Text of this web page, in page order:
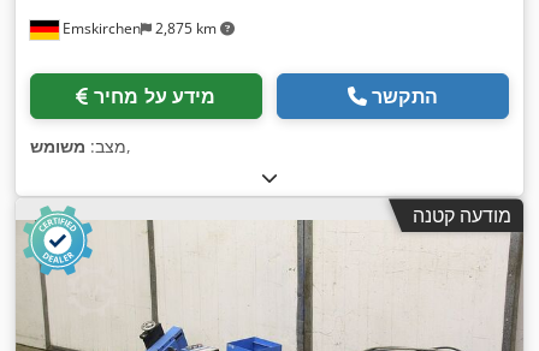
Emskirchen 2,875 km
מידע על מחיר התקשר
מצב: משומש ,
מודעה קטנה